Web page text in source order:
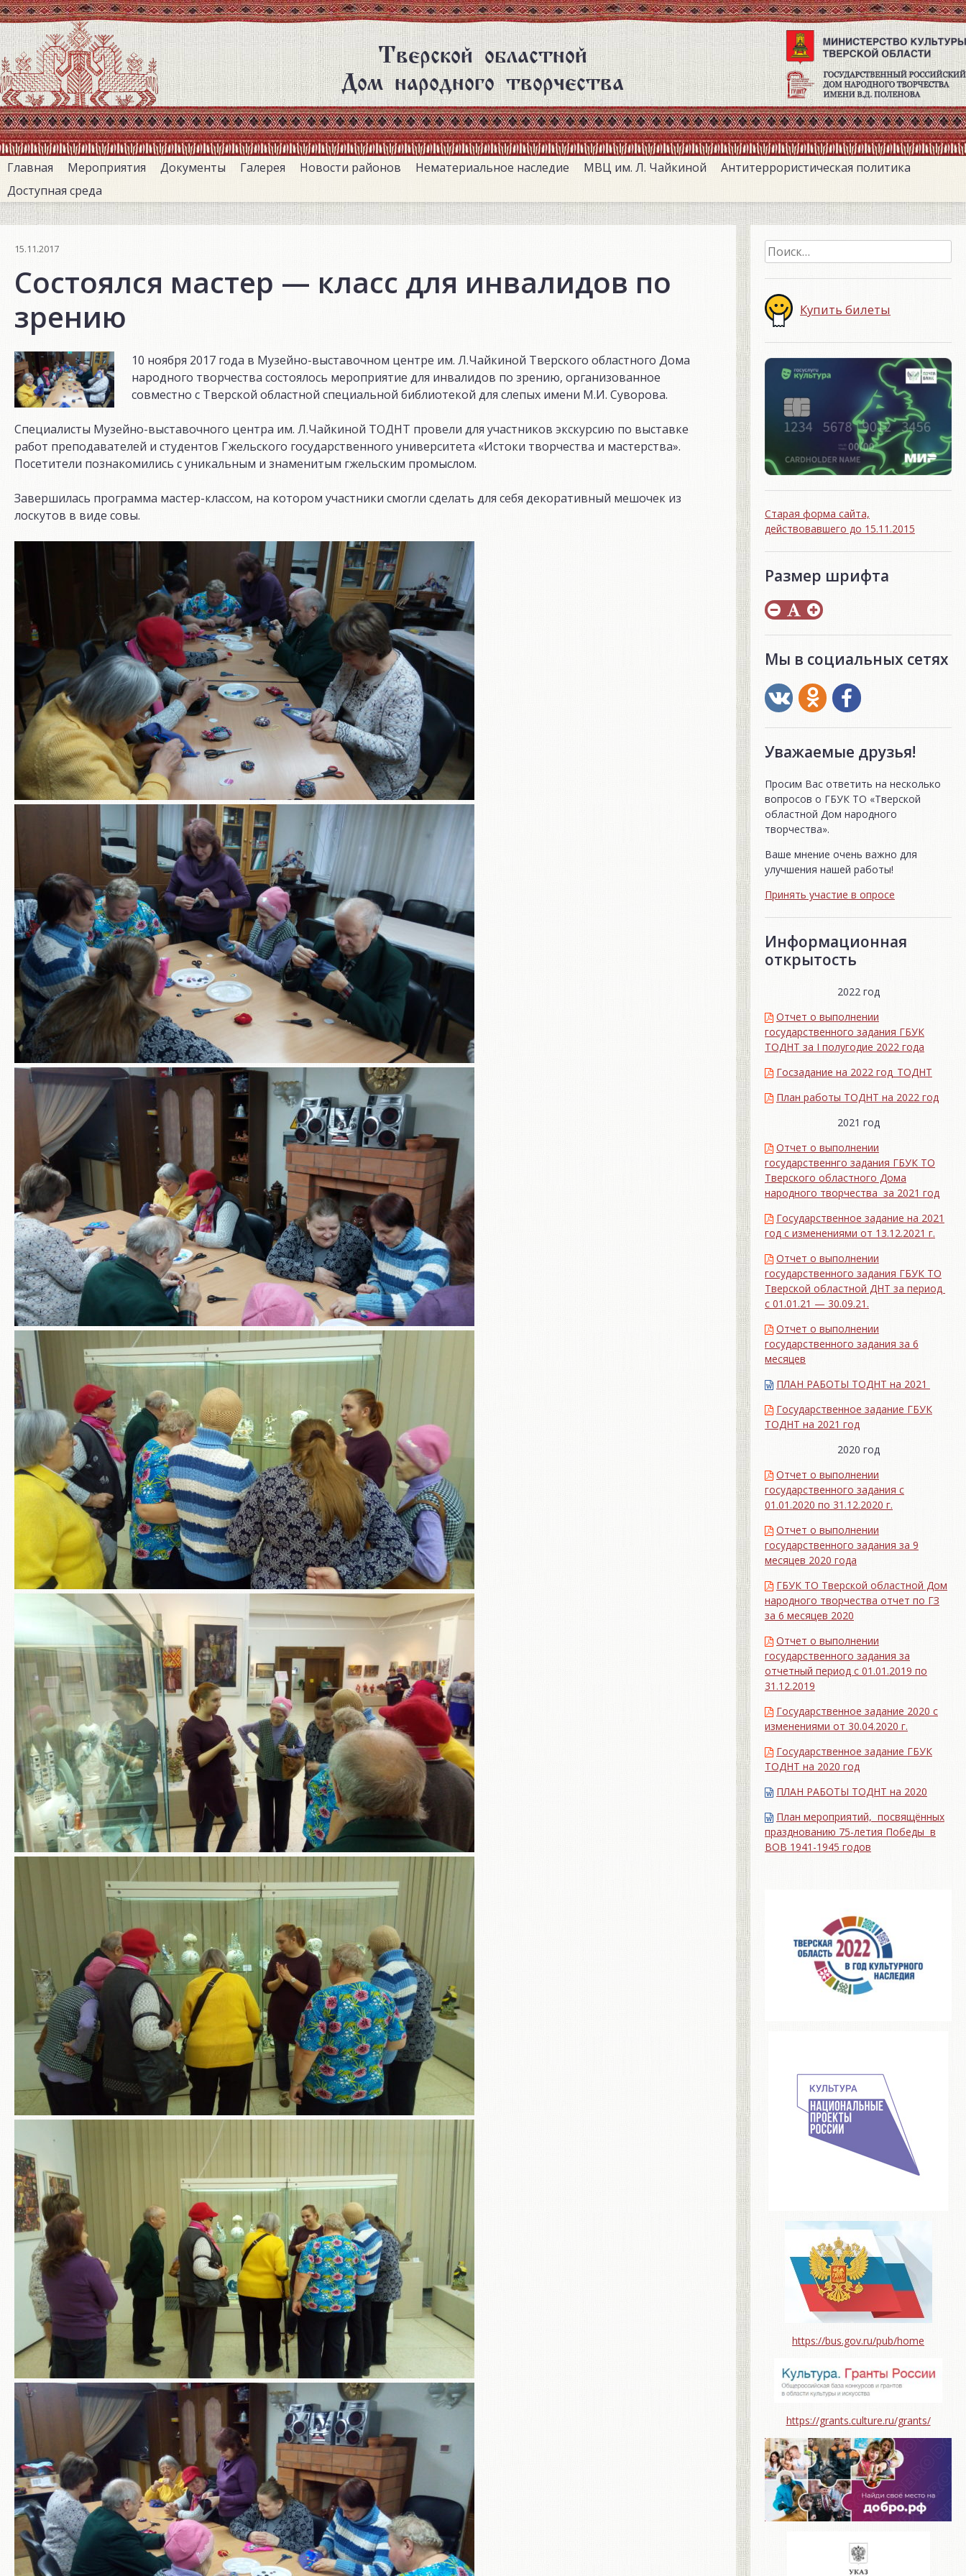
Перейти
к
основному
содержанию
Тверской областной
Дом народного творчества
Главная Мероприятия Документы Галерея Новости районов Нематериальное наследие МВЦ им. Л. Чайкиной
Антитеррористическая политика
Доступная среда
15.11.2017
Состоялся мастер — класс для инвалидов по
зрению
10 ноября 2017 года в Музейно-выставочном центре им. Л.Чайкиной Тверского областного Дома
народного творчества состоялось мероприятие для инвалидов по зрению, организованное
совместно с Тверской областной специальной библиотекой для слепых имени М.И. Суворова.
Специалисты Музейно-выставочного центра им. Л.Чайкиной ТОДНТ провели для участников экскурсию по выставке
работ преподавателей и студентов Гжельского государственного университета «Истоки творчества и мастерства».
Посетители познакомились с уникальным и знаменитым гжельским промыслом.
Завершилась программа мастер-классом, на котором участники смогли сделать для себя декоративный мешочек из
лоскутов в виде совы.
Найти:
Купить билеты
Старая форма сайта,
действовавшего до 15.11.2015
Размер шрифта
Мы в социальных сетях
Уважаемые друзья!
Просим Вас ответить на несколько
вопросов о ГБУК ТО «Тверской
областной Дом народного
творчества».
Ваше мнение очень важно для
улучшения нашей работы!
Принять участие в опросе
Информационная
открытость
2022 год
Отчет о выполнении
государственного задания ГБУК
ТОДНТ за I полугодие 2022 года
Госзадание на 2022 год_ТОДНТ
План работы ТОДНТ на 2022 год
2021 год
Отчет о выполнении
государственнго задания ГБУК ТО
Тверского областного Дома
народного творчества за 2021 год
Государственное задание на 2021
год с изменениями от 13.12.2021 г.
Отчет о выполнении
государственного задания ГБУК ТО
Тверской областной ДНТ за период
с 01.01.21 — 30.09.21.
Отчет о выполнении
государственного задания за 6
месяцев
ПЛАН РАБОТЫ ТОДНТ на 2021
Государственное задание ГБУК
ТОДНТ на 2021 год
2020 год
Отчет о выполнении
государственного задания с
01.01.2020 по 31.12.2020 г.
Отчет о выполнении
государственного задания за 9
месяцев 2020 года
ГБУК ТО Тверской областной Дом
народного творчества отчет по ГЗ
за 6 месяцев 2020
Отчет о выполнении
государственного задания за
отчетный период с 01.01.2019 по
31.12.2019
Государственное задание 2020 с
изменениями от 30.04.2020 г.
Государственное задание ГБУК
ТОДНТ на 2020 год
ПЛАН РАБОТЫ ТОДНТ на 2020
План мероприятий, посвящённых
празднованию 75-летия Победы в
ВОВ 1941-1945 годов
https://bus.gov.ru/pub/home
https://grants.culture.ru/grants/